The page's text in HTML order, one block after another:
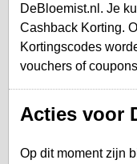
DeBloemist.nl. Je
Cashback Korting.
Kortingscodes
vouchers of
Acties voor
Op dit moment zijn